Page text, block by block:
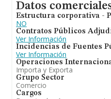
Datos
Estructura corporativa -
NO
Contratos Públicos
Ver Información
Incidencias de Fuentes
Ver Información
Operaciones
Importa y Exporta
Grupo Sector
Comercio
Cargos